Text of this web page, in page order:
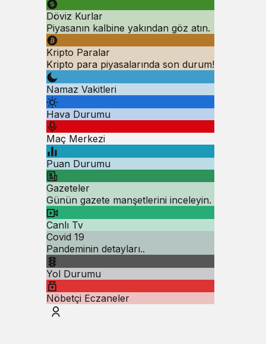
Döviz Kurlar
Piyasanın kalbine yakından göz atın.
Kripto Paralar
Kripto para piyasalarında son durum!
Namaz Vakitleri
Hava Durumu
Maç Merkezi
Puan Durumu
Gazeteler
Günün gazete manşetlerini inceleyin.
Canlı Tv
Covid 19
Pandeminin detayları..
Yol Durumu
Nöbetçi Eczaneler